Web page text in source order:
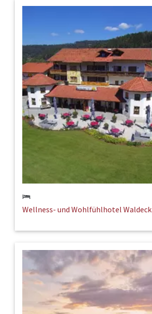
Wellness- und Wohlfühlhotel Waldeck